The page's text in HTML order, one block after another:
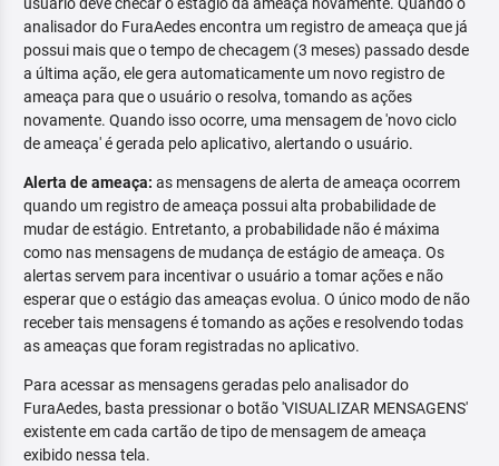
usuário deve checar o estágio da ameaça novamente. Quando o
analisador do FuraAedes encontra um registro de ameaça que já
possui mais que o tempo de checagem (3 meses) passado desde
a última ação, ele gera automaticamente um novo registro de
ameaça para que o usuário o resolva, tomando as ações
novamente. Quando isso ocorre, uma mensagem de 'novo ciclo
de ameaça' é gerada pelo aplicativo, alertando o usuário.
Alerta de ameaça: as mensagens de alerta de ameaça ocorrem
quando um registro de ameaça possui alta probabilidade de
mudar de estágio. Entretanto, a probabilidade não é máxima
como nas mensagens de mudança de estágio de ameaça. Os
alertas servem para incentivar o usuário a tomar ações e não
esperar que o estágio das ameaças evolua. O único modo de não
receber tais mensagens é tomando as ações e resolvendo todas
as ameaças que foram registradas no aplicativo.
Para acessar as mensagens geradas pelo analisador do
FuraAedes, basta pressionar o botão 'VISUALIZAR MENSAGENS'
existente em cada cartão de tipo de mensagem de ameaça
exibido nessa tela.